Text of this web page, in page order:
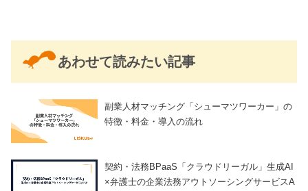
あわせて読みたい記事
副業人材マッチング「シューマツワーカー」の
特徴・料金・導入の流れ
契約・法務BPaaS「クラウドリーガル」生成AI
×弁護士の企業法務アウトソーシングサービスA